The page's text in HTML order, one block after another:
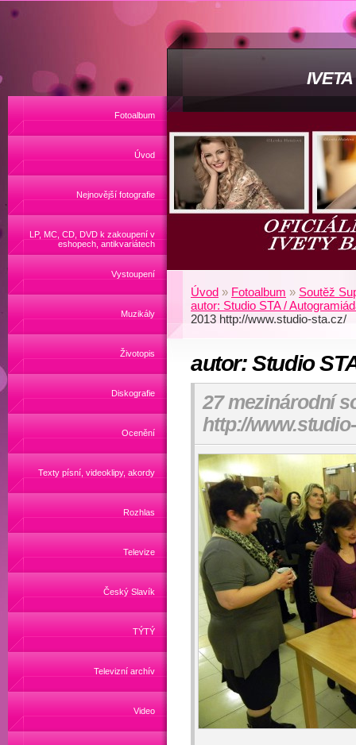
Fotoalbum
Úvod
Nejnovější fotografie
LP, MC, CD, DVD k zakoupení v
eshopech, antikvariátech
Vystoupení
Muzikály
Životopis
Diskografie
Ocenění
Texty písní, videoklipy, akordy
Rozhlas
Televize
Český Slavík
TÝTÝ
Televizní archív
Video
Úvod » Fotoalbum » Soutěž
autor: Studio STA /
2013 http://www.studio-sta.cz/
autor: Studio
27 mezinárodní
http://